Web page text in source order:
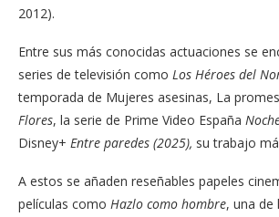
2012).
Entre sus más conocidas actuaciones se
series de televisión como Los Héroes del
temporada de Mujeres asesinas, La
Flores, la serie de Prime Video España
Disney+ Entre paredes (2025), su trabajo
A estos se añaden reseñables papeles
películas como Hazlo como hombre, una de